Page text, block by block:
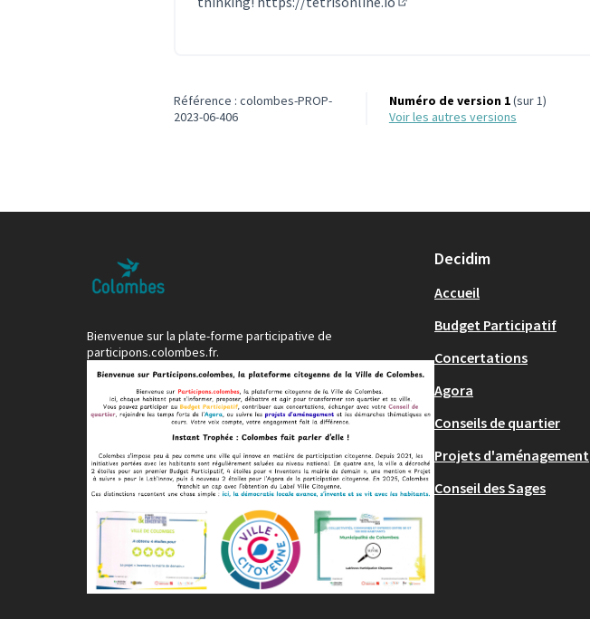
Référence : colombes-PROP-
2023-06-406
Numéro de version 1(sur 1)
voir les autres versions
Bienvenue sur la plate-forme participative de
participons.colombes.fr.
Decidim
Accueil
Budget Participatif
Concertations
Agora
Conseils de quartier
Projets d'aménagement
Conseil des Sages